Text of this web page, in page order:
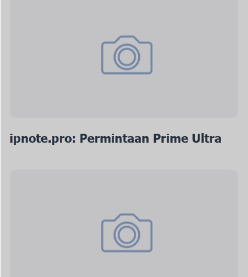
ipnote.pro: Permintaan Prime Ultra